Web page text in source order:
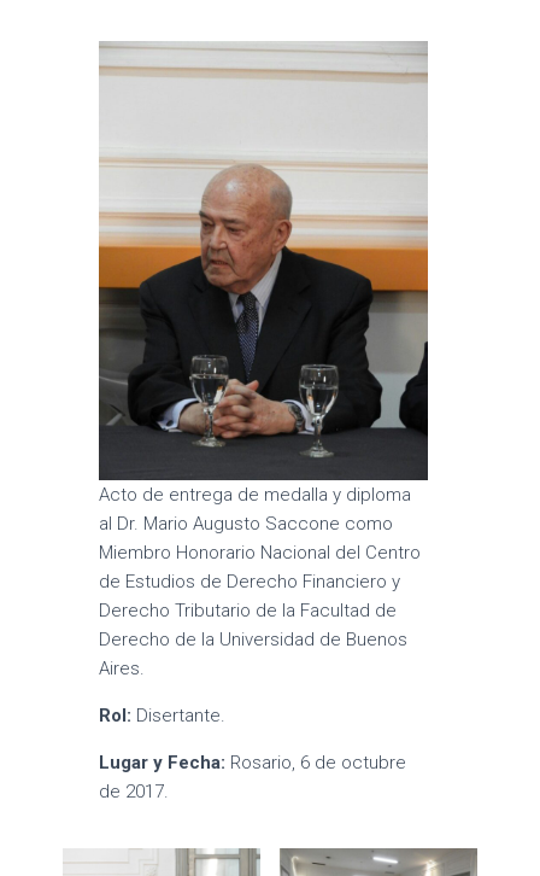
Acto de entrega de medalla y diploma
al Dr. Mario Augusto Saccone como
Miembro Honorario Nacional del Centro
de Estudios de Derecho Financiero y
Derecho Tributario de la Facultad de
Derecho de la Universidad de Buenos
Aires.
Rol: Disertante.
Lugar y Fecha: Rosario, 6 de octubre
de 2017.